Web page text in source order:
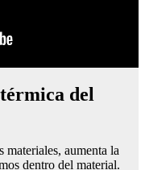
materiales, aumenta la
dentro del material.